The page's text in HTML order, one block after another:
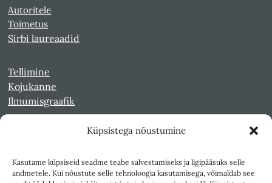
Küpsistega nõustumine
Kasutame küpsiseid seadme teabe salvestamiseks ja ligipääsuks selle
andmetele. Kui nõustute selle tehnoloogia kasutamisega, võimaldab see
Autoritele
Toimetus
Sirbi laureaadid
Tellimine
Kojukanne
Ilmumisgraafik
Kultuurileht 1994-1997
Reede 1989-1990